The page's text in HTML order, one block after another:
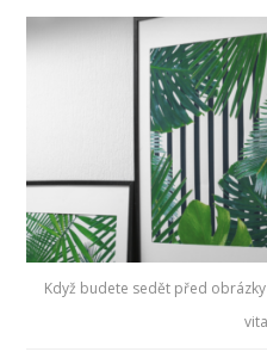
Když budete sedět před